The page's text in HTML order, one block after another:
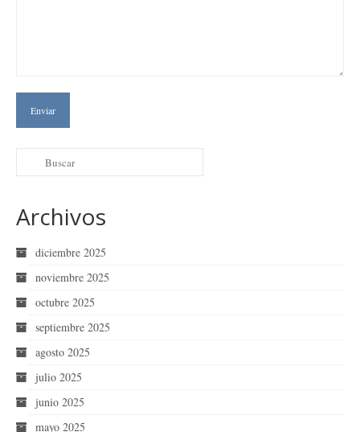
Archivos
diciembre 2025
noviembre 2025
octubre 2025
septiembre 2025
agosto 2025
julio 2025
junio 2025
mayo 2025